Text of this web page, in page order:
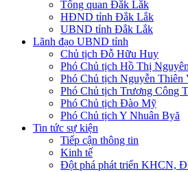
Tổng quan Đắk Lắk
HĐND tỉnh Đắk Lắk
UBND tỉnh Đắk Lắk
Lãnh đạo UBND tỉnh
Chủ tịch Đỗ Hữu Huy
Phó Chủ tịch Hồ Thị
Phó Chủ tịch Nguyễn Thiên
Phó Chủ tịch Trương Công
Phó Chủ tịch Đào Mỹ
Phó Chủ tịch Y Nhuân Byă
Tin tức sự kiện
Tiếp cận thông tin
Kinh tế
Đột phá phát triển KHCN,